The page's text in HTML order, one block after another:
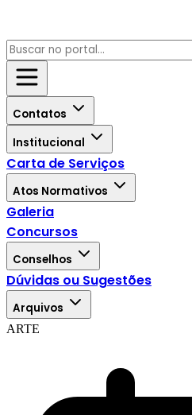
Contatos
Institucional
Carta de Serviços
Atos Normativos
Galeria
Concursos
Conselhos
Dúvidas ou Sugestões
Arquivos
ARTE